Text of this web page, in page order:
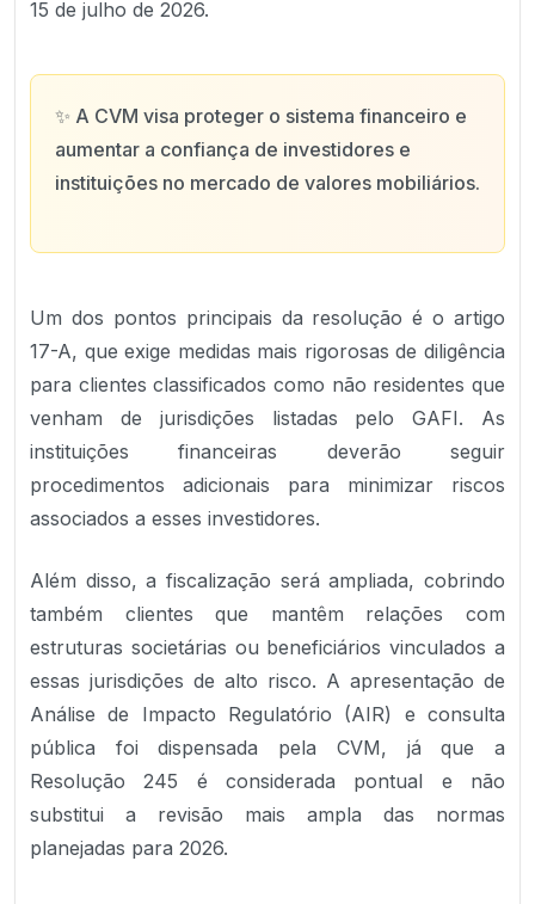
15 de julho de 2026.
✨ A CVM visa proteger o sistema financeiro e
aumentar a confiança de investidores e
instituições no mercado de valores mobiliários.
Um dos pontos principais da resolução é o artigo
17-A, que exige medidas mais rigorosas de diligência
para clientes classificados como não residentes que
venham de jurisdições listadas pelo GAFI. As
instituições financeiras deverão seguir
procedimentos adicionais para minimizar riscos
associados a esses investidores.
Além disso, a fiscalização será ampliada, cobrindo
também clientes que mantêm relações com
estruturas societárias ou beneficiários vinculados a
essas jurisdições de alto risco. A apresentação de
Análise de Impacto Regulatório (AIR) e consulta
pública foi dispensada pela CVM, já que a
Resolução 245 é considerada pontual e não
substitui a revisão mais ampla das normas
planejadas para 2026.